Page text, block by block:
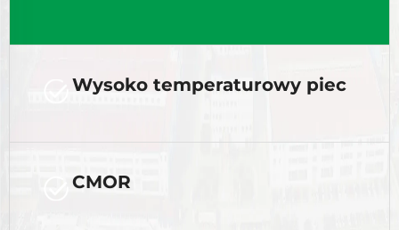
Wysoko temperaturowy piec
CMOR